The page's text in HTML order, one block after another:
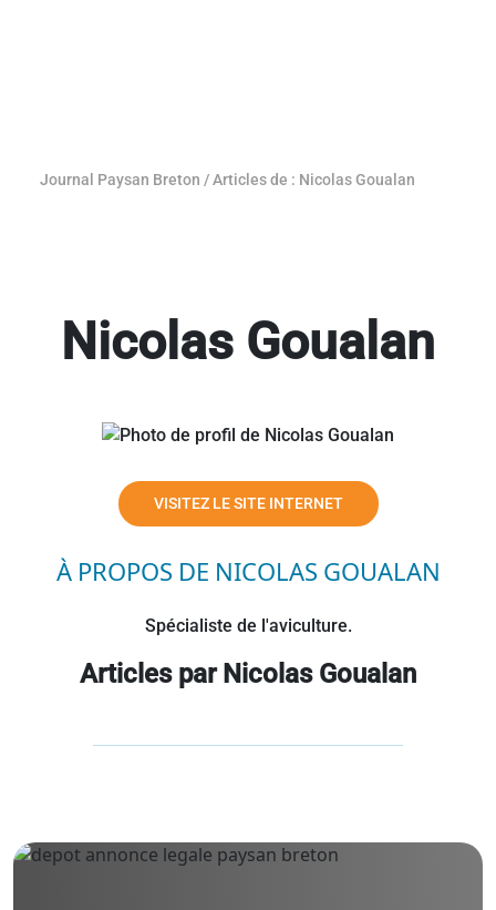
Journal Paysan Breton /Articles de : Nicolas Goualan
Nicolas Goualan
VISITEZ LE SITE INTERNET
À PROPOS DE NICOLAS GOUALAN
Spécialiste de l'aviculture.
Articles par Nicolas Goualan